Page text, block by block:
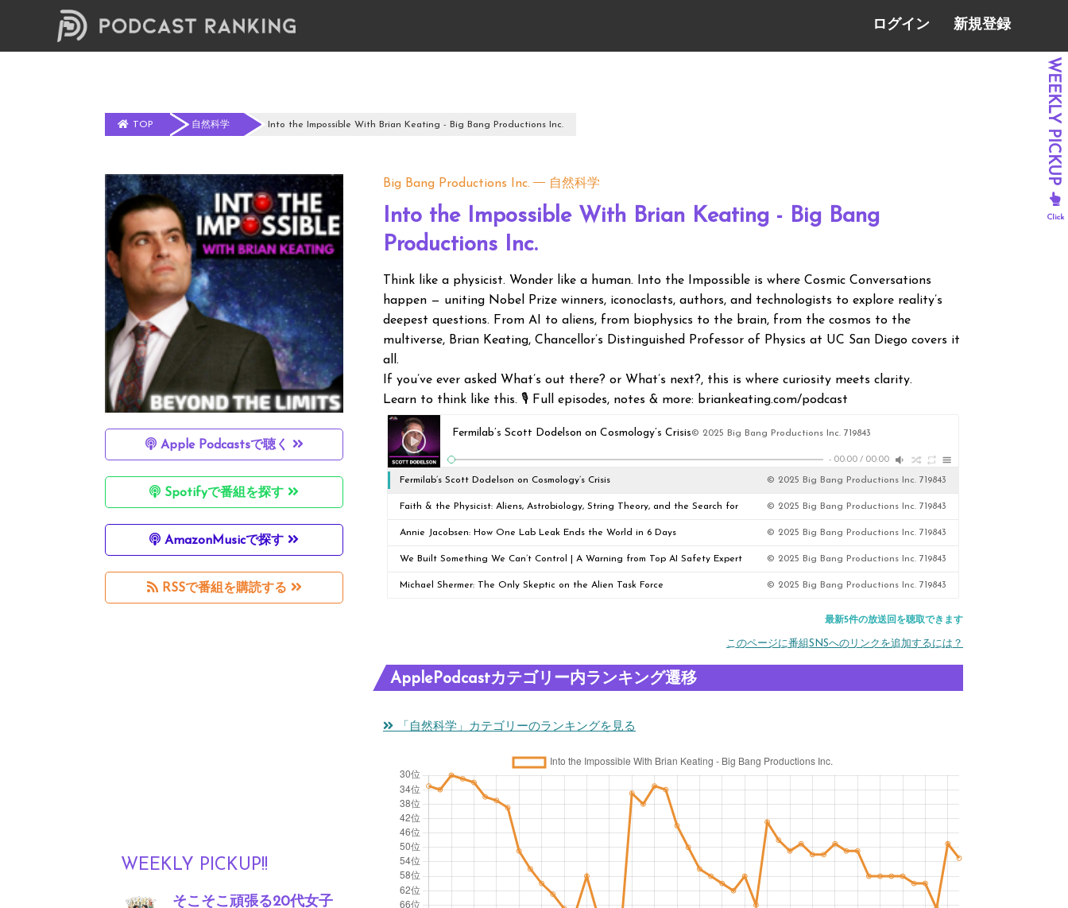
ログイン 新規登録
TOP 自然科学 Into the Impossible With Brian Keating - Big Bang Productions Inc.
Apple Podcastsで聴く
Spotifyで番組を探す
AmazonMusicで探す
RSSで番組を購読する
WEEKLY PICKUP!!
そこそこ頑張る20代女子
Big Bang Productions Inc. 自然科学
Into the Impossible With Brian Keating - Big Bang
Productions Inc.
Think like a physicist. Wonder like a human. Into the Impossible is where Cosmic Conversations
happen — uniting Nobel Prize winners, iconoclasts, authors, and technologists to explore reality’s
deepest questions. From AI to aliens, from biophysics to the brain, from the cosmos to the
multiverse, Brian Keating, Chancellor’s Distinguished Professor of Physics at UC San Diego covers it
all.
If you’ve ever asked What’s out there? or What’s next?, this is where curiosity meets clarity.
Learn to think like this. 🎙 Full episodes, notes & more: briankeating.com/podcast
Fermilab’s Scott Dodelson on Cosmology’s Crisis© 2025 Big Bang Productions Inc. 719843
- 00:00 / 00:00
Fermilab’s Scott Dodelson on Cosmology’s Crisis © 2025 Big Bang Productions Inc. 719843
Faith & the Physicist: Aliens, Astrobiology, String Theory, and the Search for
Meaning
© 2025 Big Bang Productions Inc. 719843
Annie Jacobsen: How One Lab Leak Ends the World in 6 Days © 2025 Big Bang Productions Inc. 719843
We Built Something We Can’t Control | A Warning from Top AI Safety Expert © 2025 Big Bang Productions Inc. 719843
Michael Shermer: The Only Skeptic on the Alien Task Force © 2025 Big Bang Productions Inc. 719843
最新5件の放送回を聴取できます
このページに番組SNSへのリンクを追加するには？
ApplePodcastカテゴリー内ランキング遷移
「自然科学」カテゴリーのランキングを見る